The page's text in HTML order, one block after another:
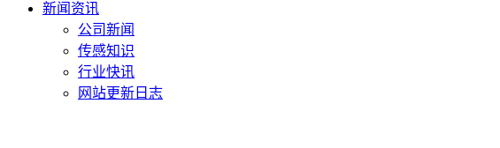
新闻资讯
公司新闻
传感知识
行业快讯
网站更新日志